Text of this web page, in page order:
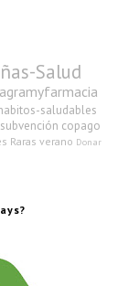
Salud
saludables
subvención copago
Raras verano Donar